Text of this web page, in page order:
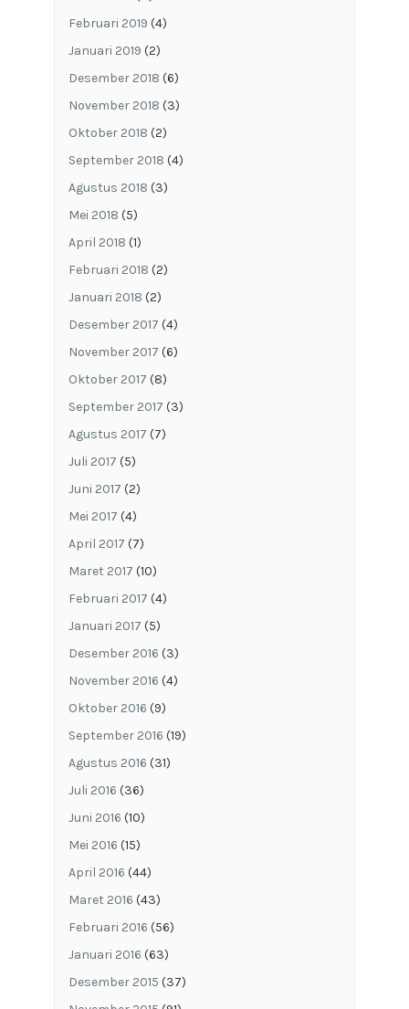
Februari 2019 (4)
Januari 2019 (2)
Desember 2018 (6)
November 2018 (3)
Oktober 2018 (2)
September 2018 (4)
Agustus 2018 (3)
Mei 2018 (5)
April 2018 (1)
Februari 2018 (2)
Januari 2018 (2)
Desember 2017 (4)
November 2017 (6)
Oktober 2017 (8)
September 2017 (3)
Agustus 2017 (7)
Juli 2017 (5)
Juni 2017 (2)
Mei 2017 (4)
April 2017 (7)
Maret 2017 (10)
Februari 2017 (4)
Januari 2017 (5)
Desember 2016 (3)
November 2016 (4)
Oktober 2016 (9)
September 2016 (19)
Agustus 2016 (31)
Juli 2016 (36)
Juni 2016 (10)
Mei 2016 (15)
April 2016 (44)
Maret 2016 (43)
Februari 2016 (56)
Januari 2016 (63)
Desember 2015 (37)